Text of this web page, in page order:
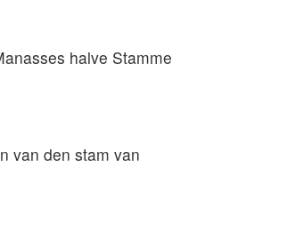
halve Stamme
van den stam van